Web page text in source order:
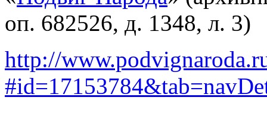
оп. 682526, д. 1348, л. 3)
http://